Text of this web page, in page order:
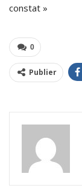
constat »
0
Publier